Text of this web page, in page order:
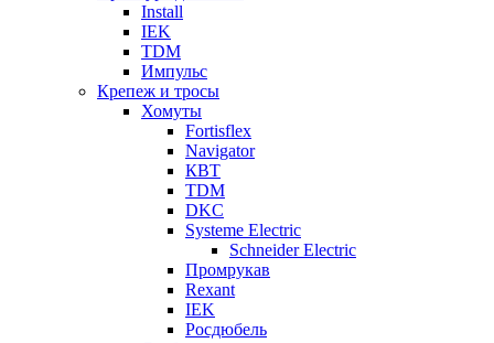
Install
IEK
TDM
Импульс
Крепеж и тросы
Хомуты
Fortisflex
Navigator
КВТ
TDM
DKC
Systeme Electric
Schneider Electric
Промрукав
Rexant
IEK
Росдюбель